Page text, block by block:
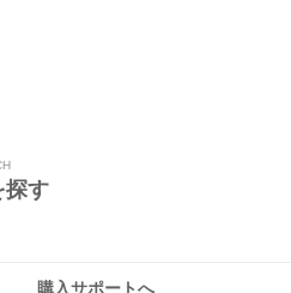
探す
購入サポートへ